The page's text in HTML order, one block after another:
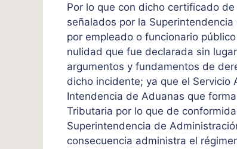
Por lo que con dicho certificado
señalados por la
por empleado o funcionario
nulidad que fue declarada sin
argumentos y fundamentos de
dicho incidente; ya que el Servicio
Intendencia de Aduanas que
Tributaria por lo que de
Superintendencia de
consecuencia administra el